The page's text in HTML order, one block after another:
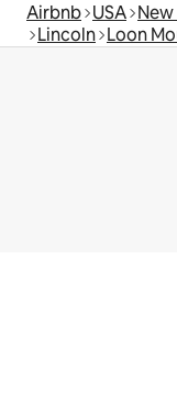
Airbnb USA
Lincoln Loon